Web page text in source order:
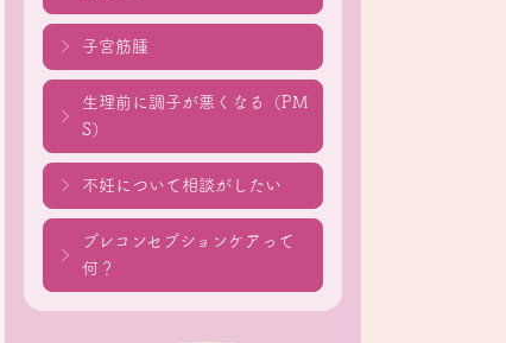
子宮筋腫
生理前に調子が悪くなる（PM
S）
不妊について相談がしたい
プレコンセプションケアって
何？